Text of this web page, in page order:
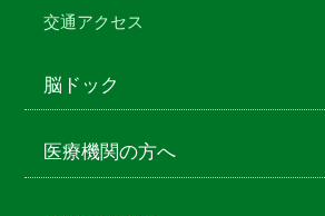
交通アクセス
脳ドック
医療機関の方へ